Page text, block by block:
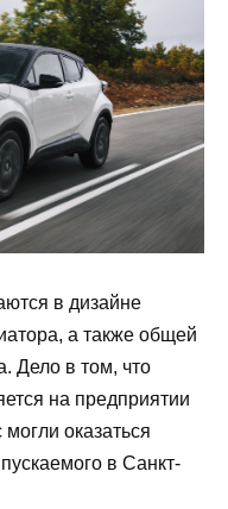
в дизайне
а также общей
Дело в том, что
на предприятии
оказаться
в Санкт-